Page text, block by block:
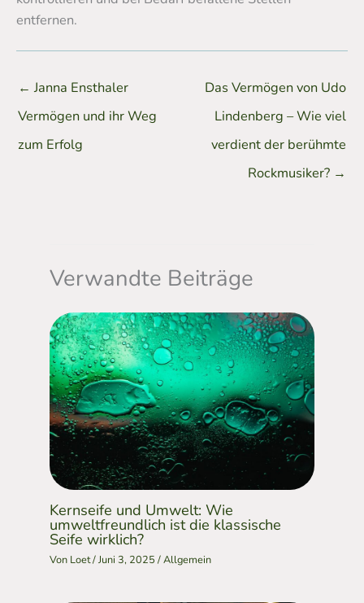
entfernen.
← Janna Ensthaler
Vermögen und ihr Weg
zum Erfolg
Das Vermögen von Udo
Lindenberg – Wie viel
verdient der berühmte
Rockmusiker? →
Verwandte Beiträge
Kernseife und Umwelt: Wie
umweltfreundlich ist die klassische
Seife wirklich?
Von Loet/Juni 3, 2025/Allgemein